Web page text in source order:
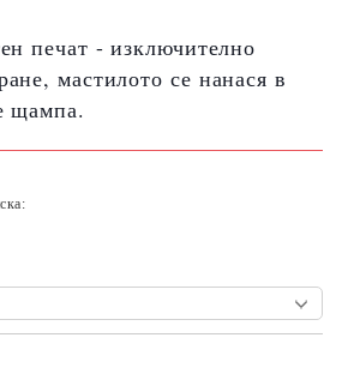
печат - изключително
мастилото се нанася в
щампа.